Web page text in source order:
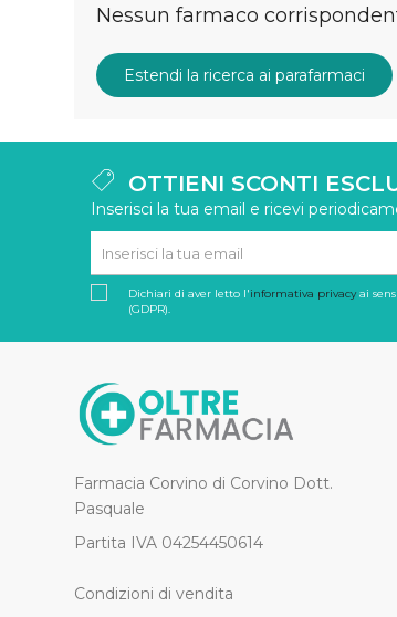
Nessun farmaco
Estendi la ricerca ai parafarmaci
OTTIENI SCONTI
Inserisci la tua email e ricevi
Dichiari di aver letto l'informativa privacyai
(GDPR).
Farmacia Corvino di Corvino Dott.
Pasquale
Partita IVA 04254450614
Condizioni di vendita